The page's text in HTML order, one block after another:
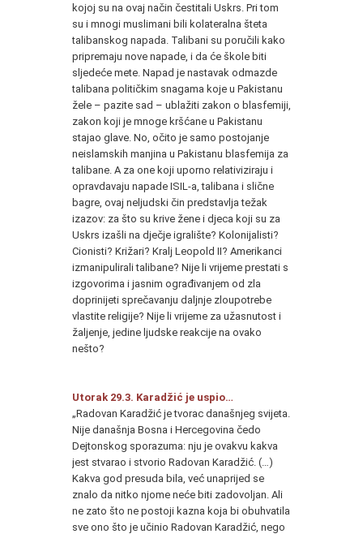
kojoj su na ovaj način čestitali Uskrs. Pri tom
su i mnogi muslimani bili kolateralna šteta
talibanskog napada. Talibani su poručili kako
pripremaju nove napade, i da će škole biti
sljedeće mete. Napad je nastavak odmazde
talibana političkim snagama koje u Pakistanu
žele – pazite sad – ublažiti zakon o blasfemiji,
zakon koji je mnoge kršćane u Pakistanu
stajao glave. No, očito je samo postojanje
neislamskih manjina u Pakistanu blasfemija za
talibane. A za one koji uporno relativiziraju i
opravdavaju napade ISIL-a, talibana i slične
bagre, ovaj neljudski čin predstavlja težak
izazov: za što su krive žene i djeca koji su za
Uskrs izašli na dječje igralište? Kolonijalisti?
Cionisti? Križari? Kralj Leopold II? Amerikanci
izmanipulirali talibane? Nije li vrijeme prestati s
izgovorima i jasnim ograđivanjem od zla
doprinijeti sprečavanju daljnje zloupotrebe
vlastite religije? Nije li vrijeme za užasnutost i
žaljenje, jedine ljudske reakcije na ovako
nešto?
Utorak 29.3. Karadžić je uspio…
„Radovan Karadžić je tvorac današnjeg svijeta.
Nije današnja Bosna i Hercegovina čedo
Dejtonskog sporazuma: nju je ovakvu kakva
jest stvarao i stvorio Radovan Karadžić. (…)
Kakva god presuda bila, već unaprijed se
znalo da nitko njome neće biti zadovoljan. Ali
ne zato što ne postoji kazna koja bi obuhvatila
sve ono što je učinio Radovan Karadžić, nego